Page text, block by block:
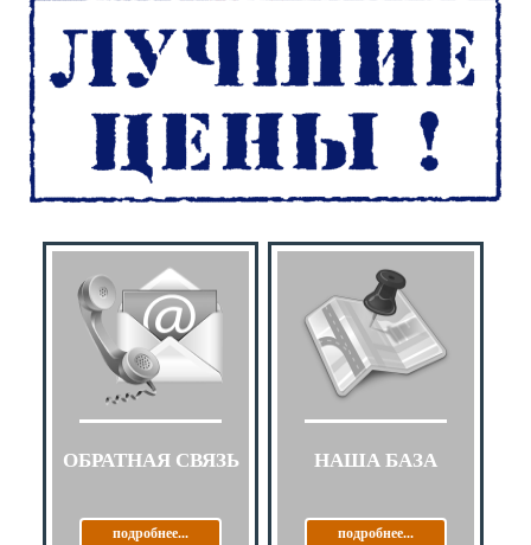
ОБРАТНАЯ СВЯЗЬ
подробнее...
НАША БАЗА
подробнее...